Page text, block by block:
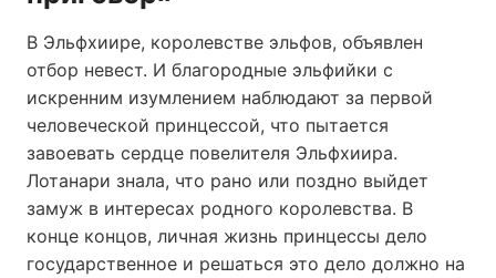
В Эльфхиире, королевстве эльфов, объявлен
отбор невест. И благородные эльфийки с
искренним изумлением наблюдают за первой
человеческой принцессой, что пытается
завоевать сердце повелителя Эльфхиира.
Лотанари знала, что рано или поздно выйдет
замуж в интересах родного королевства. В
конце концов, личная жизнь принцессы дело
государственное и решаться это дело должно на